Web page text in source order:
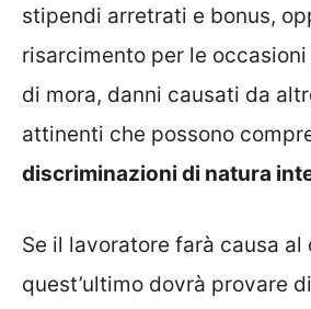
stipendi arretrati e bonus,
risarcimento per le
di mora, danni causati da
attinenti che possono
discriminazioni di natura
Se il lavoratore farà causa
quest’ultimo dovrà provare